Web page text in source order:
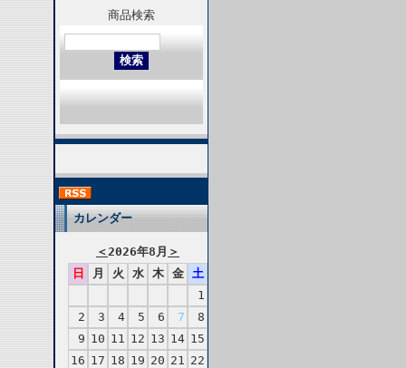
商品検索
カレンダー
＜2026年8月 ＞
日
月 火 水 木 金
土
1
2
3 4 5 6 7
8
9 10 11 12 13 14 15
16 17 18 19 20 21 22